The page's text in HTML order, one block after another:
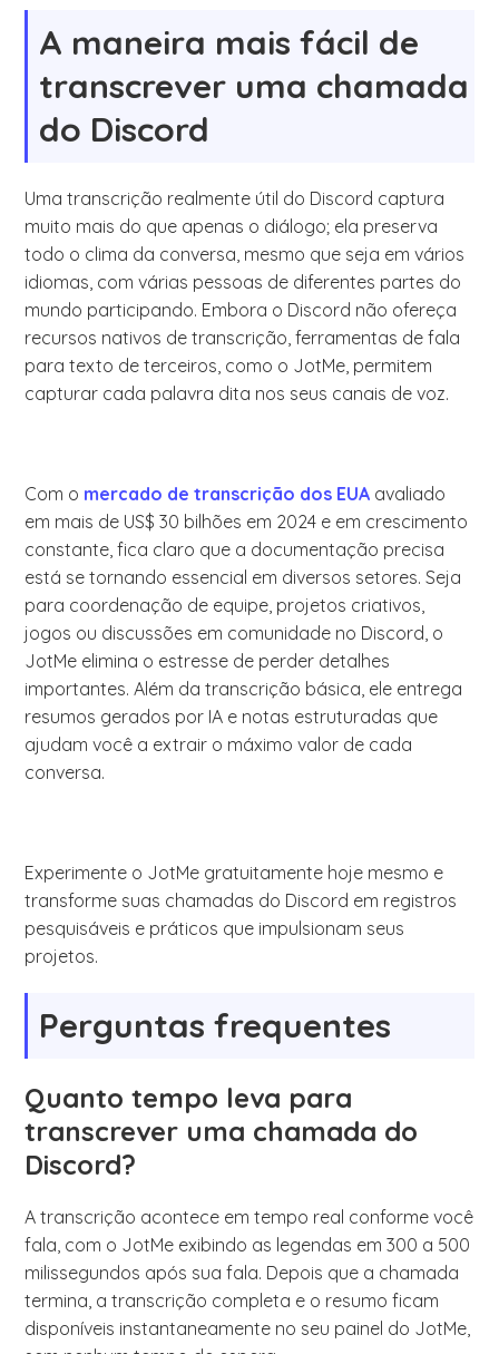
A maneira mais fácil de
transcrever uma chamada
do Discord
Uma transcrição realmente útil do Discord captura
muito mais do que apenas o diálogo; ela preserva
todo o clima da conversa, mesmo que seja em vários
idiomas, com várias pessoas de diferentes partes do
mundo participando. Embora o Discord não ofereça
recursos nativos de transcrição, ferramentas de fala
para texto de terceiros, como o JotMe, permitem
capturar cada palavra dita nos seus canais de voz.
Com o mercado de transcrição dos EUA avaliado
em mais de US$ 30 bilhões em 2024 e em crescimento
constante, fica claro que a documentação precisa
está se tornando essencial em diversos setores. Seja
para coordenação de equipe, projetos criativos,
jogos ou discussões em comunidade no Discord, o
JotMe elimina o estresse de perder detalhes
importantes. Além da transcrição básica, ele entrega
resumos gerados por IA e notas estruturadas que
ajudam você a extrair o máximo valor de cada
conversa.
Experimente o JotMe gratuitamente hoje mesmo e
transforme suas chamadas do Discord em registros
pesquisáveis e práticos que impulsionam seus
projetos.
Perguntas frequentes
Quanto tempo leva para
transcrever uma chamada do
Discord?
A transcrição acontece em tempo real conforme você
fala, com o JotMe exibindo as legendas em 300 a 500
milissegundos após sua fala. Depois que a chamada
termina, a transcrição completa e o resumo ficam
disponíveis instantaneamente no seu painel do JotMe,